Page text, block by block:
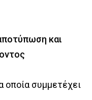
και
οποία συμμετέχει